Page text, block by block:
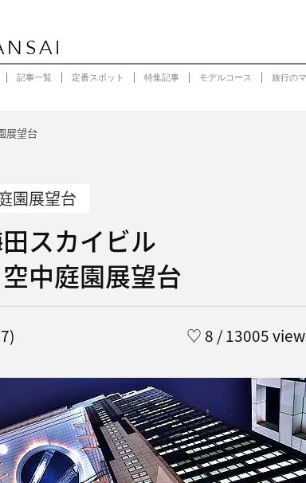
記事一覧 定番スポット 特集記事 モデルコース 旅行の
展望台
園展望台
スカイビル
中庭園展望台
♡ 8 / 13005